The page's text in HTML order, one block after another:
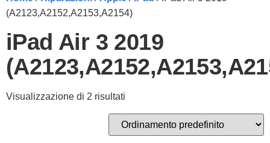
(A2123,A2152,A2153,A2154)
iPad Air 3 2019
Visualizzazione di 2 risultati